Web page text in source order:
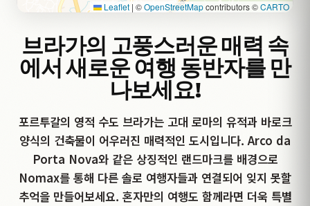
브라가의 고풍스러운 매력 속
에서 새로운 여행 동반자를 만
나보세요!
포르투갈의 영적 수도 브라가는 고대 로마의 유적과 바로크
양식의 건축물이 어우러진 매력적인 도시입니다. Arco da
Porta Nova와 같은 상징적인 랜드마크를 배경으로
Nomax를 통해 다른 솔로 여행자들과 연결되어 잊지 못할
추억을 만들어보세요. 혼자만의 여행도 함께라면 더욱 특별
Leaflet | ©OpenStreetMapcontributors ©CARTO